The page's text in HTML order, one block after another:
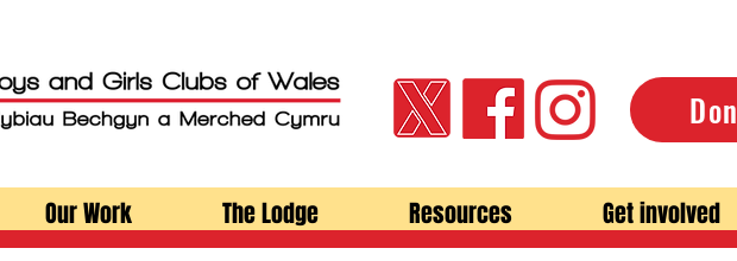
Our Work The Lodge Resources Get involved